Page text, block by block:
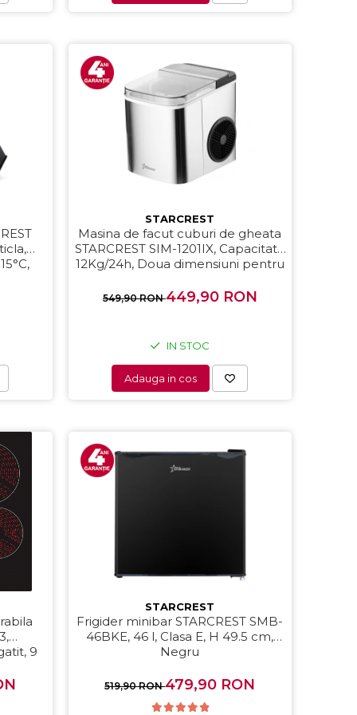
STARCREST
Masina de facut cuburi de gheata
STARCREST SIM-1201IX, Capacitate
12Kg/24h, Doua dimensiuni pentru
549,90 RON449,90 RON
IN STOC
Adauga in cos
9
STARCREST
Frigider minibar STARCREST SMB-
46BKE, 46 l, Clasa E, H 49.5 cm,
Negru
519,90 RON479,90 RON